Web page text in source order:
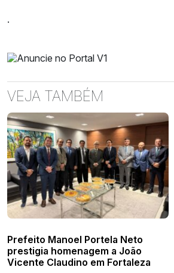
.
VEJA TAMBÉM
Prefeito Manoel Portela Neto
prestigia homenagem a João
Vicente Claudino em Fortaleza